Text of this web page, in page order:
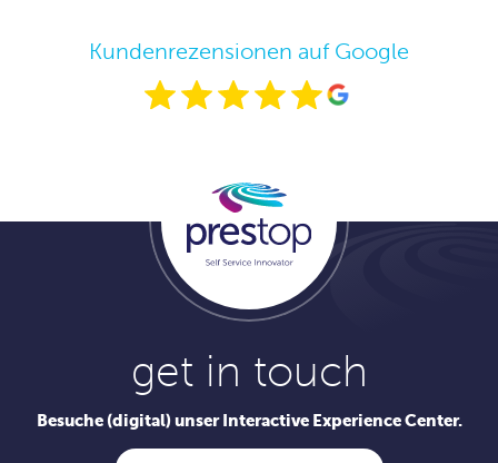
Kundenrezensionen auf Google
get in touch
Besuche (digital) unser Interactive Experience Center.